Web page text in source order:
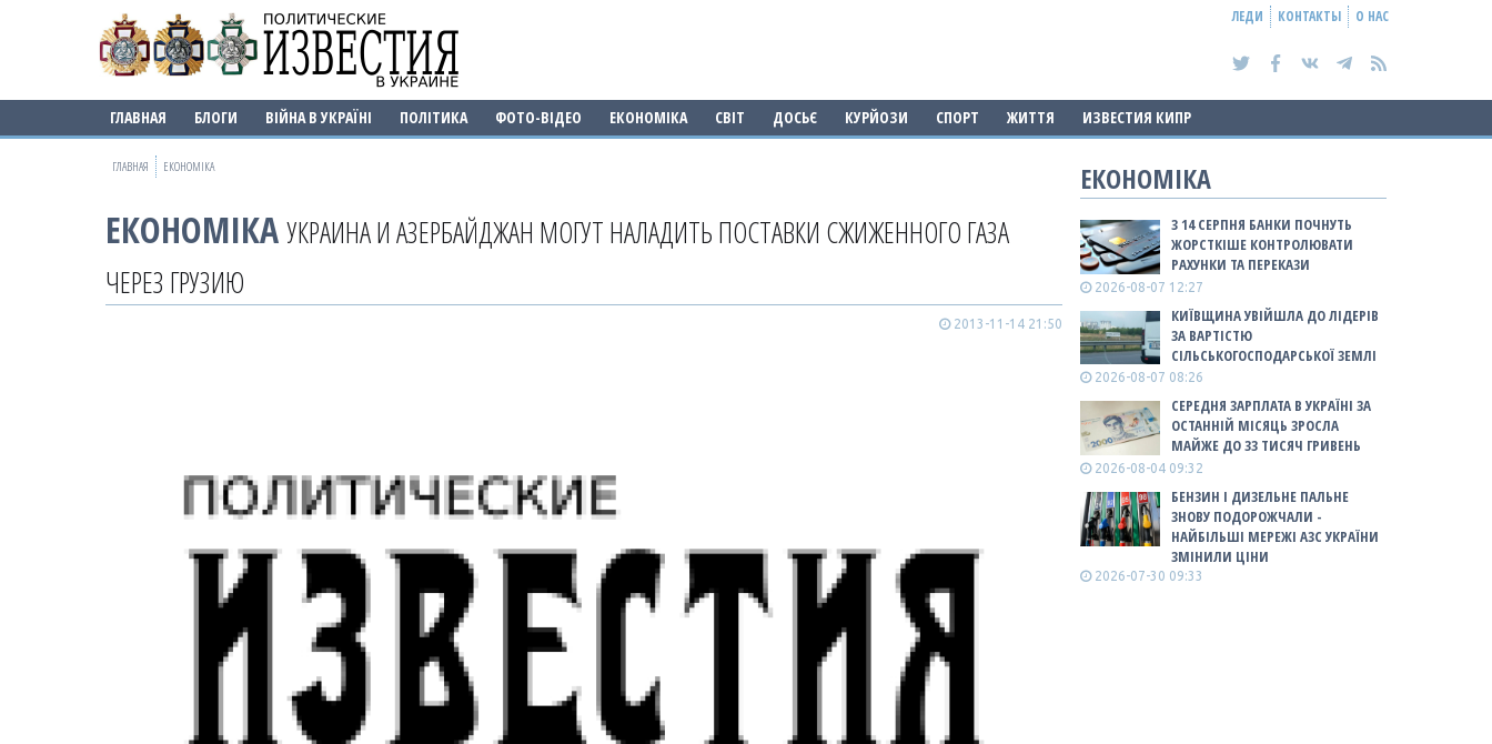
ЛЕДИ КОНТАКТЫ О НАС
ГЛАВНАЯ БЛОГИ ВІЙНА В УКРАЇНІ ПОЛІТИКА ФОТО-ВІДЕО ЕКОНОМІКА СВІТ ДОСЬЄ КУРЙОЗИ СПОРТ ЖИТТЯ ИЗВЕСТИЯ КИПР
ГЛАВНАЯ ЕКОНОМІКА
ЕКОНОМІКА УКРАИНА И АЗЕРБАЙДЖАН МОГУТ НАЛАДИТЬ ПОСТАВКИ СЖИЖЕННОГО ГАЗА
ЧЕРЕЗ ГРУЗИЮ
2013-11-14 21:50
ЕКОНОМІКА
З 14 СЕРПНЯ БАНКИ ПОЧНУТЬ
ЖОРСТКІШЕ КОНТРОЛЮВАТИ
РАХУНКИ ТА ПЕРЕКАЗИ
2026-08-07 12:27
КИЇВЩИНА УВІЙШЛА ДО ЛІДЕРІВ
ЗА ВАРТІСТЮ
СІЛЬСЬКОГОСПОДАРСЬКОЇ ЗЕМЛІ
2026-08-07 08:26
СЕРЕДНЯ ЗАРПЛАТА В УКРАЇНІ ЗА
ОСТАННІЙ МІСЯЦЬ ЗРОСЛА
МАЙЖЕ ДО 33 ТИСЯЧ ГРИВЕНЬ
2026-08-04 09:32
БЕНЗИН І ДИЗЕЛЬНЕ ПАЛЬНЕ
ЗНОВУ ПОДОРОЖЧАЛИ -
НАЙБІЛЬШІ МЕРЕЖІ АЗС УКРАЇНИ
ЗМІНИЛИ ЦІНИ
2026-07-30 09:33